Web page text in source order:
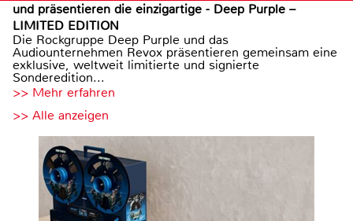
und präsentieren die einzigartige - Deep Purple –
LIMITED EDITION
Die Rockgruppe Deep Purple und das
Audiounternehmen Revox präsentieren gemeinsam eine
exklusive, weltweit limitierte und signierte
Sonderedition...
>> Mehr erfahren
>> Alle anzeigen